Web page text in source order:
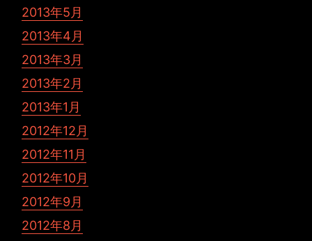
2013年5月
2013年4月
2013年3月
2013年2月
2013年1月
2012年12月
2012年11月
2012年10月
2012年9月
2012年8月